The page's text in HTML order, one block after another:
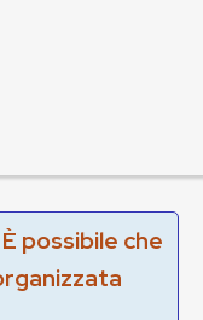
possibile che